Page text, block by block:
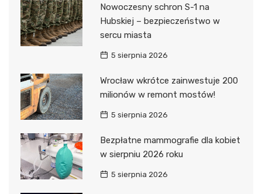
Nowoczesny schron S-1 na
Hubskiej – bezpieczeństwo w
sercu miasta
5 sierpnia 2026
Wrocław wkrótce zainwestuje 200
milionów w remont mostów!
5 sierpnia 2026
Bezpłatne mammografie dla kobiet
w sierpniu 2026 roku
5 sierpnia 2026